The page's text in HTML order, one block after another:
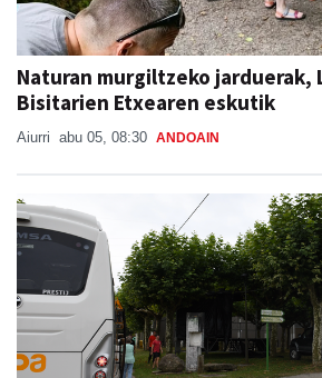
Naturan murgiltzeko jarduerak,
Bisitarien Etxearen eskutik
Aiurri abu 05, 08:30 ANDOAIN